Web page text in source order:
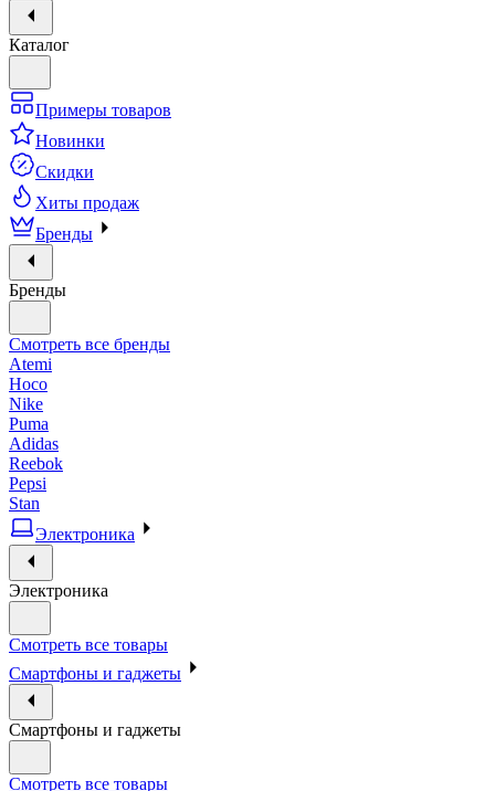
Каталог
Примеры товаров
Новинки
Скидки
Хиты продаж
Бренды
Бренды
Смотреть все бренды
Atemi
Hoco
Nike
Puma
Adidas
Reebok
Pepsi
Stan
Электроника
Электроника
Смотреть все товары
Смартфоны и гаджеты
Смартфоны и гаджеты
Смотреть все товары